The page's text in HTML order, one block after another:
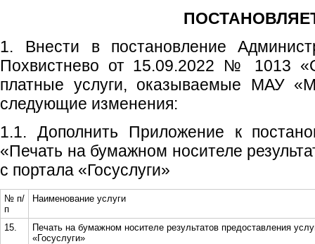
1. Внести в постановление
Похвистнево от 15.09.2022 № 1013
платные услуги, оказываемые МАУ
следующие изменения:
1.1. Дополнить Приложение к
«Печать на бумажном носителе
с портала «Госуслуги»
№ п/
п
Наименование услуги
15.
Печать на бумажном носителе результатов предоставления
«Госуслуги»